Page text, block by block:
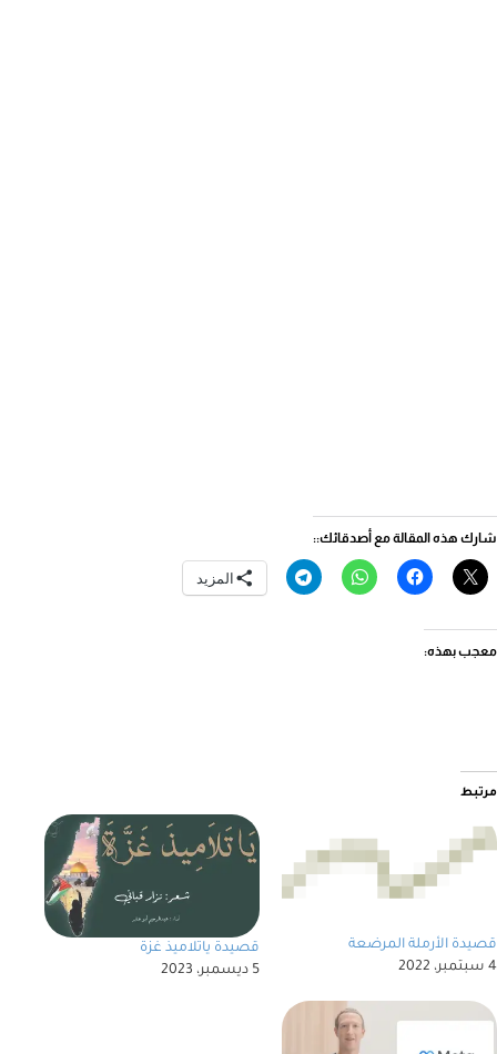
شارك هذه المقالة مع أصدقائك::
المزيد
معجب بهذه:
مرتبط
قصيدة الأرملة المرضعة
4 سبتمبر، 2022
قصيدة ياتلاميذ غزة
5 ديسمبر، 2023